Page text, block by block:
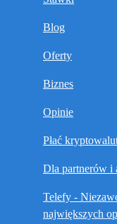
Blog
Oferty
Biznes
Opinie
Płać
Dla partnerów i
Telefy -
największych